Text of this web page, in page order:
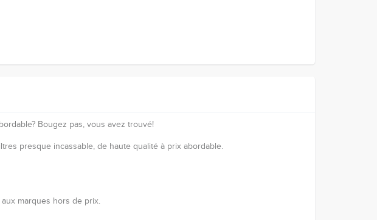
Bougez pas, vous avez trouvé!
presque incassable, de haute qualité à prix abordable.
marques hors de prix.